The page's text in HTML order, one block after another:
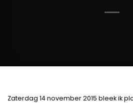
Zaterdag 14 november 2015 bleek ik